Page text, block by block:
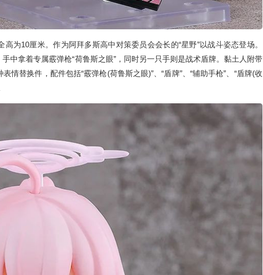
10厘米。作为阿拜多斯高中对策委员会会长的“星野”以战斗姿态登场。
中拿着专属霰弹枪“荷鲁斯之眼”，同时另一只手则是战术盾牌。黏土人附带
表情替换件，配件包括“霰弹枪(荷鲁斯之眼)”、“盾牌”、“辅助手枪”、“盾牌(收